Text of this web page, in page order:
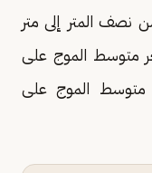
نصف المتر إلى متر
متوسط الموج على
متوسط الموج على